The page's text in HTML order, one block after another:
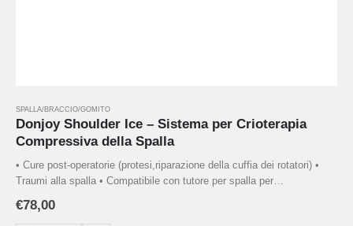
SPALLA/BRACCIO/GOMITO
Donjoy Shoulder Ice – Sistema per Crioterapia
Compressiva della Spalla
• Cure post-operatorie (protesi,riparazione della cuffia dei rotatori) •
Traumi alla spalla • Compatibile con tutore per spalla per
(Standard e XL)
€78,00